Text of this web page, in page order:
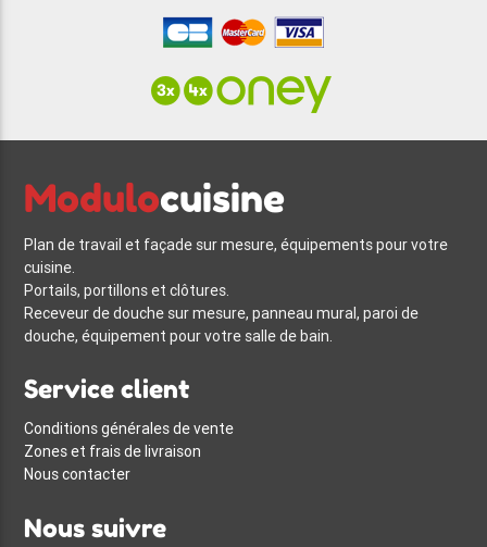
Modulocuisine
Plan de travail et façade sur mesure, équipements pour votre
cuisine.
Portails, portillons et clôtures.
Receveur de douche sur mesure, panneau mural, paroi de
douche, équipement pour votre salle de bain.
Service client
Conditions générales de vente
Zones et frais de livraison
Nous contacter
Nous suivre